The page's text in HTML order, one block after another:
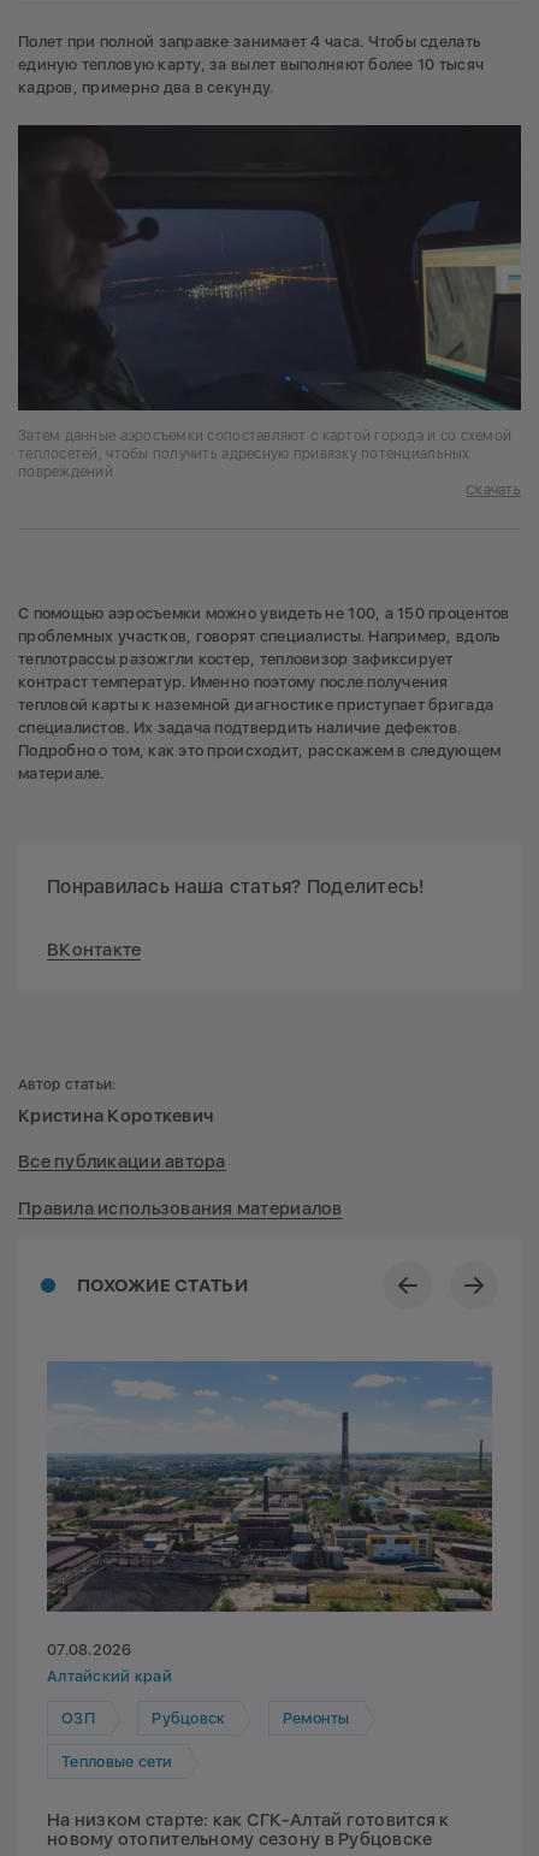
Полет при полной заправке занимает 4 часа. Чтобы сделать
единую тепловую карту, за вылет выполняют более 10 тысяч
кадров, примерно два в секунду.
Затем данные аэросъемки сопоставляют с картой города и со схемой
теплосетей, чтобы получить адресную привязку потенциальных
повреждений
Скачать
С помощью аэросъемки можно увидеть не 100, а 150 процентов
проблемных участков, говорят специалисты. Например, вдоль
теплотрассы разожгли костер, тепловизор зафиксирует
контраст температур. Именно поэтому после получения
тепловой карты к наземной диагностике приступает бригада
специалистов. Их задача подтвердить наличие дефектов.
Подробно о том, как это происходит, расскажем в следующем
материале.
Понравилась наша статья? Поделитесь!
ВКонтакте
ПОХОЖИЕ СТАТЬИ
07.08.2026
Алтайский край
ОЗП Рубцовск Ремонты
Тепловые сети
На низком старте: как СГК-Алтай готовится к
новому отопительному сезону в Рубцовске
Автор статьи:
Кристина Короткевич
Все публикации автора
Правила использования материалов